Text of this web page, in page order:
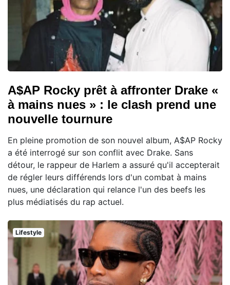
A$AP Rocky prêt à affronter Drake «
à mains nues » : le clash prend une
nouvelle tournure
En pleine promotion de son nouvel album, A$AP Rocky
a été interrogé sur son conflit avec Drake. Sans
détour, le rappeur de Harlem a assuré qu'il accepterait
de régler leurs différends lors d'un combat à mains
nues, une déclaration qui relance l'un des beefs les
plus médiatisés du rap actuel.
Lifestyle